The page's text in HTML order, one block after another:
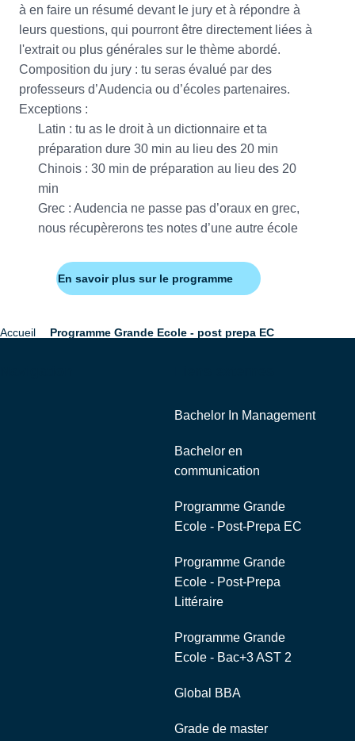
à en faire un résumé devant le jury et à répondre à
leurs questions, qui pourront être directement liées à
l'extrait ou plus générales sur le thème abordé.
Composition du jury : tu seras évalué par des
professeurs d’Audencia ou d’écoles partenaires.
Exceptions :
Latin : tu as le droit à un dictionnaire et ta
préparation dure 30 min au lieu des 20 min
Chinois : 30 min de préparation au lieu des 20
min
Grec : Audencia ne passe pas d’oraux en grec,
nous récupèrerons tes notes d’une autre école
En savoir plus sur le programme
Fil
Accueil Programme Grande Ecole - post prepa EC
Bachelor In Management
Bachelor en
communication
Programme Grande
Ecole - Post-Prepa EC
Programme Grande
Ecole - Post-Prepa
Littéraire
Programme Grande
Ecole - Bac+3 AST 2
Global BBA
Grade de master